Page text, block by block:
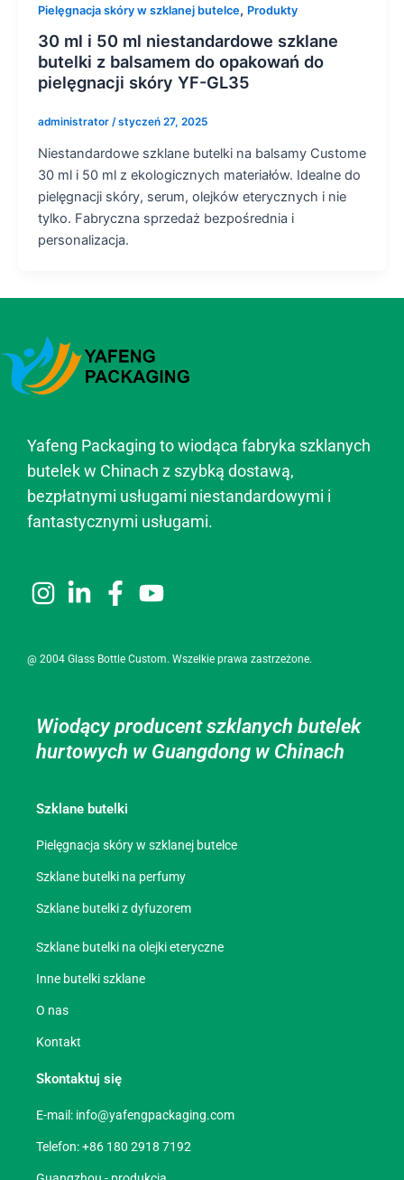
Pielęgnacja skóry w szklanej butelce, Produkty
30 ml i 50 ml niestandardowe szklane
butelki z balsamem do opakowań do
pielęgnacji skóry YF-GL35
administrator /styczeń 27, 2025
Niestandardowe szklane butelki na balsamy Custome
30 ml i 50 ml z ekologicznych materiałów. Idealne do
pielęgnacji skóry, serum, olejków eterycznych i nie
tylko. Fabryczna sprzedaż bezpośrednia i
personalizacja.
Yafeng Packaging to wiodąca fabryka szklanych
butelek w Chinach z szybką dostawą,
bezpłatnymi usługami niestandardowymi i
fantastycznymi usługami.
@ 2004 Glass Bottle Custom. Wszelkie prawa zastrzeżone.
Wiodący producent szklanych butelek
hurtowych w Guangdong w Chinach
Szklane butelki
Pielęgnacja skóry w szklanej butelce
Szklane butelki na perfumy
Szklane butelki z dyfuzorem
Szklane butelki na olejki eteryczne
Inne butelki szklane
O nas
Kontakt
Skontaktuj się
E-mail: info@yafengpackaging.com
Telefon: +86 180 2918 7192